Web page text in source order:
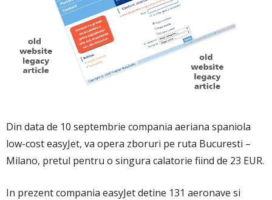
Din data de 10 septembrie compania aeriana spaniola
low-cost easyJet, va opera zboruri pe ruta Bucuresti –
Milano, pretul pentru o singura calatorie fiind de 23 EUR.
In prezent compania easyJet detine 131 aeronave si